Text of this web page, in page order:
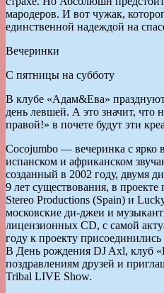
мародеров. И вот чужак,
единственной надеждой на
Вечеринки
С пятницы на субботу
В клубе «Адам&Ева»
день левшей. А это значит, что
правой!» в почете будут эти
Cocojumbo — вечеринка с
испанском и африканском
созданный в 2002 году, двумя
9 лет существования, в
Stereo Productions (Spain) и
московские ди-джеи и
лицензионных CD, с самой
году к проекту
В День рождения DJ Axl, клуб
поздравлениям друзей и
Tribal LIVE Show.